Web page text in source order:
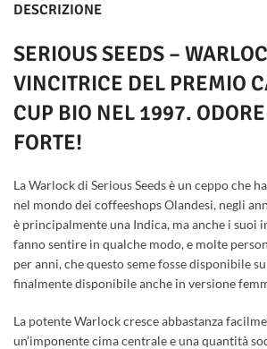
DESCRIZIONE
SERIOUS SEEDS –
VINCITRICE DEL PREMIO
CUP BIO NEL 1997.
FORTE!
La Warlock di Serious Seeds è un ceppo che
nel mondo dei coffeeshops Olandesi, negli
è principalmente una Indica, ma anche i suoi
fanno sentire in qualche modo, e molte
per anni, che questo seme fosse disponibile
finalmente disponibile anche in versione
La potente Warlock cresce abbastanza
un’imponente cima centrale e una quantità